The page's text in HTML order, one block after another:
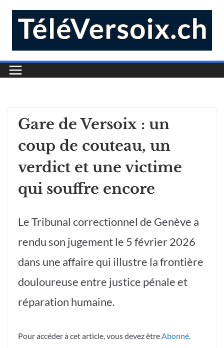
Gare de Versoix : un
coup de couteau, un
verdict et une victime
qui souffre encore
Le Tribunal correctionnel de Genève a
rendu son jugement le 5 février 2026
dans une affaire qui illustre la frontière
douloureuse entre justice pénale et
réparation humaine.
Pour accéder à cet article, vous devez être Abonné